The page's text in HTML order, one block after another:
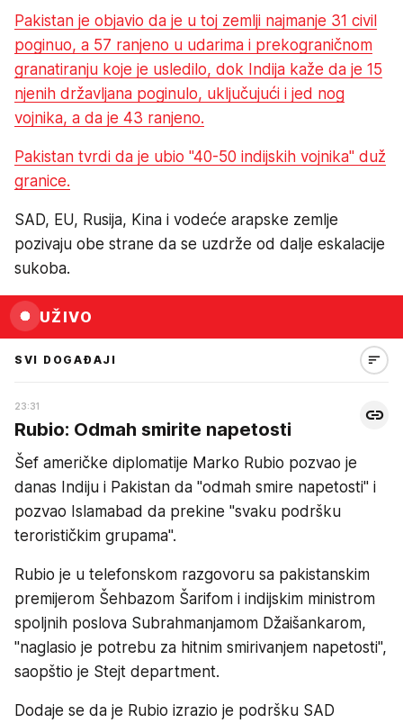
Pakistan je objavio da je u toj zemlji najmanje 31 civil
poginuo, a 57 ranjeno u udarima i prekograničnom
granatiranju koje je usledilo, dok Indija kaže da je 15
njenih državljana poginulo, uključujući i jed nog
vojnika, a da je 43 ranjeno.
Pakistan tvrdi da je ubio "40-50 indijskih vojnika" duž
granice.
SAD, EU, Rusija, Kina i vodeće arapske zemlje
pozivaju obe strane da se uzdrže od dalje eskalacije
sukoba.
UŽIVO
SVI DOGAĐAJI
23:31
Rubio: Odmah smirite napetosti
Šef američke diplomatije Marko Rubio pozvao je
danas Indiju i Pakistan da "odmah smire napetosti" i
pozvao Islamabad da prekine "svaku podršku
terorističkim grupama".
Rubio je u telefonskom razgovoru sa pakistanskim
premijerom Šehbazom Šarifom i indijskim ministrom
spoljnih poslova Subrahmanjamom Džaišankarom,
"naglasio je potrebu za hitnim smirivanjem napetosti",
saopštio je Stejt department.
Dodaje se da je Rubio izrazio je podršku SAD